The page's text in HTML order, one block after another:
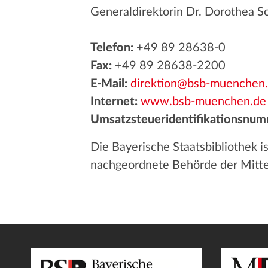
Generaldirektorin Dr. Dorothea
Telefon:+49 89 28638-0
Fax:+49 89 28638-2200
E-Mail: direktion@bsb-
Internet: www.bsb-muenchen.de
Die Bayerische Staatsbibliothek
nachgeordnete Behörde der